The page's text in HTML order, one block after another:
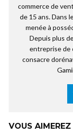
commerce de
de 15 ans. Dans
menée à
Depuis plus
entreprise de
consacre
VOUS